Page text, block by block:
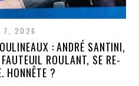
7, 2026
: ANDRÉ SANTINI,
ROULANT, SE RE-
HONNÊTE ?